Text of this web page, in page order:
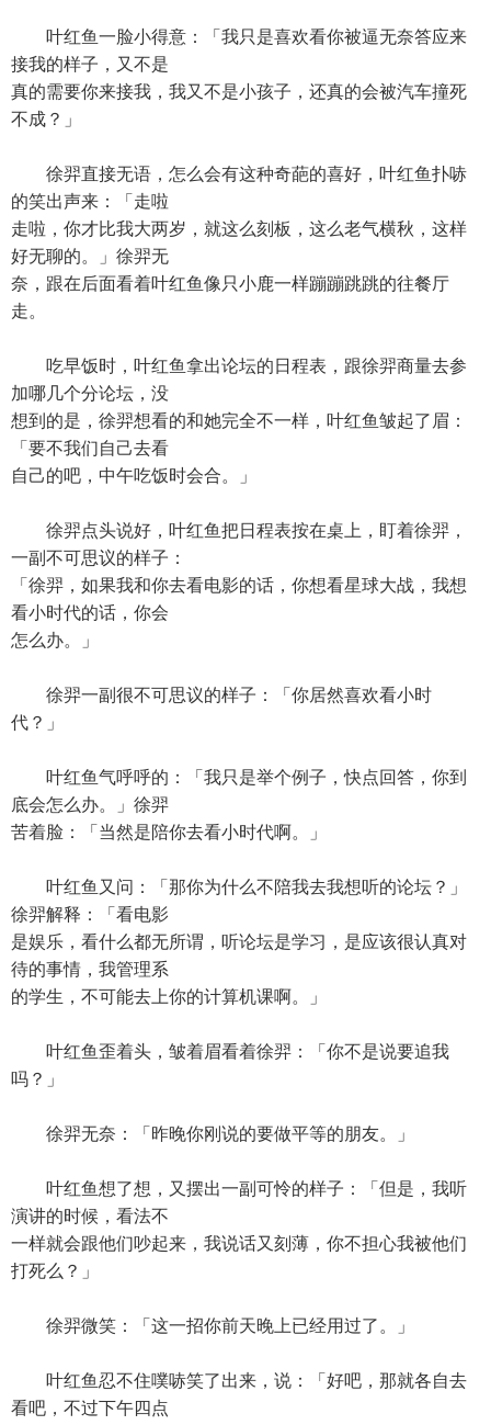
叶红鱼一脸小得意：「我只是喜欢看你被逼无奈答应来
接我的样子，又不是
真的需要你来接我，我又不是小孩子，还真的会被汽车撞死
不成？」
徐羿直接无语，怎么会有这种奇葩的喜好，叶红鱼扑哧
的笑出声来：「走啦
走啦，你才比我大两岁，就这么刻板，这么老气横秋，这样
好无聊的。」徐羿无
奈，跟在后面看着叶红鱼像只小鹿一样蹦蹦跳跳的往餐厅
走。
吃早饭时，叶红鱼拿出论坛的日程表，跟徐羿商量去参
加哪几个分论坛，没
想到的是，徐羿想看的和她完全不一样，叶红鱼皱起了眉：
「要不我们自己去看
自己的吧，中午吃饭时会合。」
徐羿点头说好，叶红鱼把日程表按在桌上，盯着徐羿，
一副不可思议的样子：
「徐羿，如果我和你去看电影的话，你想看星球大战，我想
看小时代的话，你会
怎么办。」
徐羿一副很不可思议的样子：「你居然喜欢看小时
代？」
叶红鱼气呼呼的：「我只是举个例子，快点回答，你到
底会怎么办。」徐羿
苦着脸：「当然是陪你去看小时代啊。」
叶红鱼又问：「那你为什么不陪我去我想听的论坛？」
徐羿解释：「看电影
是娱乐，看什么都无所谓，听论坛是学习，是应该很认真对
待的事情，我管理系
的学生，不可能去上你的计算机课啊。」
叶红鱼歪着头，皱着眉看着徐羿：「你不是说要追我
吗？」
徐羿无奈：「昨晚你刚说的要做平等的朋友。」
叶红鱼想了想，又摆出一副可怜的样子：「但是，我听
演讲的时候，看法不
一样就会跟他们吵起来，我说话又刻薄，你不担心我被他们
打死么？」
徐羿微笑：「这一招你前天晚上已经用过了。」
叶红鱼忍不住噗哧笑了出来，说：「好吧，那就各自去
看吧，不过下午四点